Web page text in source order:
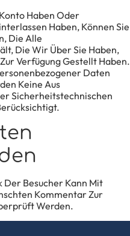
Haben Oder
Haben, Können Sie
Die Alle
Die Wir Über Sie Haben,
Verfügung Gestellt Haben.
Daten
Keine Aus
Sicherheitstechnischen
Der Besucher Kann Mit
Kommentar Zur
Werden.